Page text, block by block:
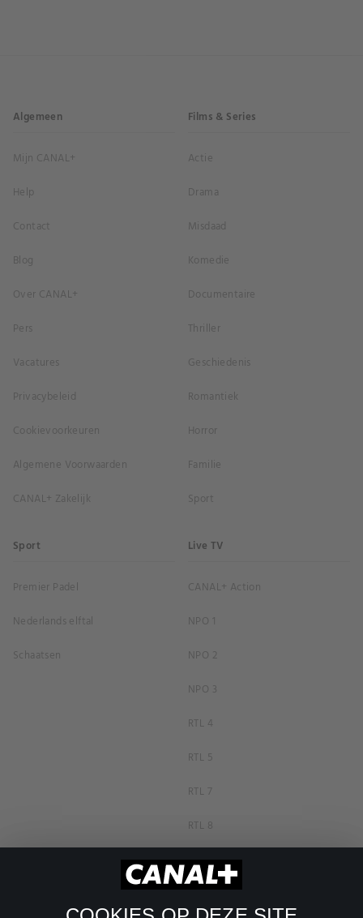
Algemeen
Mijn CANAL+
Help
Contact
Blog
Over CANAL+
Pers
Vacatures
Privacybeleid
Cookievoorkeuren
Algemene Voorwaarden
CANAL+ Zakelijk
Films & Series
Actie
Drama
Misdaad
Komedie
Documentaire
Thriller
Geschiedenis
Romantiek
Horror
Familie
Sport
Sport
Premier Padel
Nederlands elftal
Schaatsen
Live TV
CANAL+ Action
NPO 1
NPO 2
NPO 3
RTL 4
RTL 5
RTL 7
RTL 8
RTL Z
SBS6